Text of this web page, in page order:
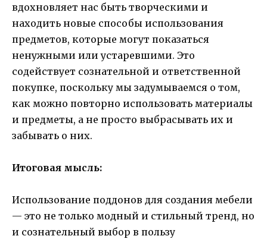
вдохновляет нас быть творческими и
находить новые способы использования
предметов, которые могут показаться
ненужными или устаревшими. Это
содействует сознательной и ответственной
покупке, поскольку мы задумываемся о том,
как можно повторно использовать материалы
и предметы, а не просто выбрасывать их и
забывать о них.
Итоговая мысль:
Использование поддонов для создания мебели
— это не только модный и стильный тренд, но
и сознательный выбор в пользу